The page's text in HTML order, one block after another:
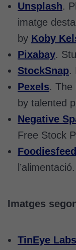
Unsplash.
imatge
by Koby
Pixabay.
StockSnap.
Pexels. The
by talented
Negative
Free Stock
Foodiesfeed
l’alimentació.
Imatges
TinEye Labs